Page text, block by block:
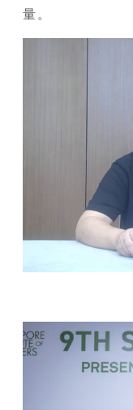
量。